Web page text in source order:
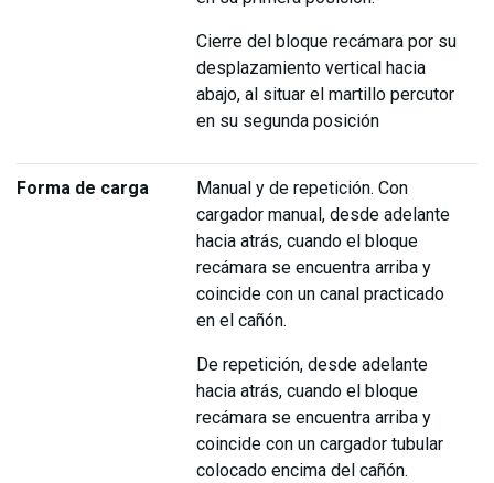
Cierre del bloque recámara por su
desplazamiento vertical hacia
abajo, al situar el martillo percutor
en su segunda posición
Forma de carga
Manual y de repetición. Con
cargador manual, desde adelante
hacia atrás, cuando el bloque
recámara se encuentra arriba y
coincide con un canal practicado
en el cañón.
De repetición, desde adelante
hacia atrás, cuando el bloque
recámara se encuentra arriba y
coincide con un cargador tubular
colocado encima del cañón.